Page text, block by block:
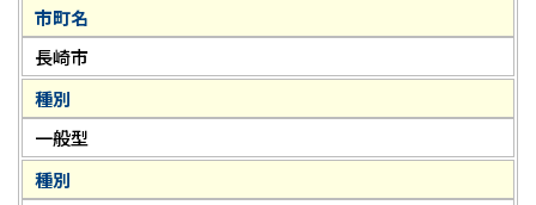
市町名
長崎市
種別
一般型
種別